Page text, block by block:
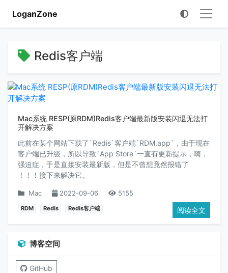
LoganZone
Redis客户端
Mac系统 RESP(原RDM)Redis客户端最新版安装闪退无法打
开解决方案
此前在某个网站下载了`Redis`客户端`RDM.app`，由于现在
客户端已升级，所以导致`App Store`一直有更新提示，嗨，
强迫症，于是直接安装最新版，但是不曾想竟然报错了
！！！接下来解决它。
Mac 2022-09-06 5155
RDM Redis Redis客户端 阅读全文
博客空间
GitHub